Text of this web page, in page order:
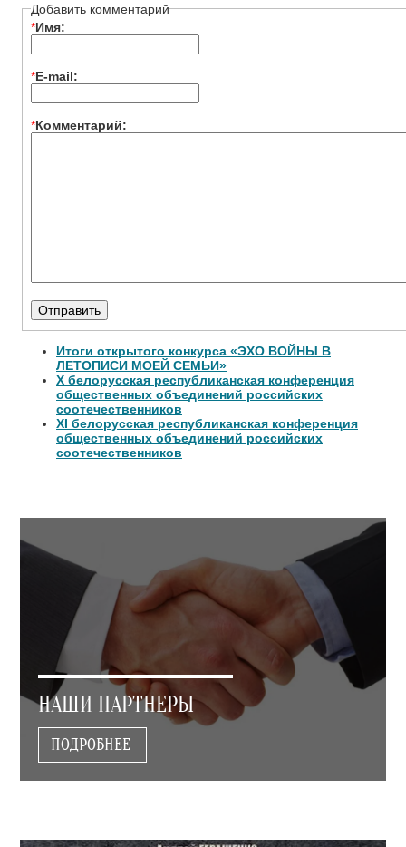
Добавить комментарий
*Имя:
*E-mail:
*Комментарий:
Итоги открытого конкурса «ЭХО ВОЙНЫ В
ЛЕТОПИСИ МОЕЙ СЕМЬИ»
Х белорусская республиканская конференция
общественных объединений российских
соотечественников
XI белорусская республиканская конференция
общественных объединений российских
соотечественников
НАШИ ПАРТНЕРЫ
ПОДРОБНЕЕ